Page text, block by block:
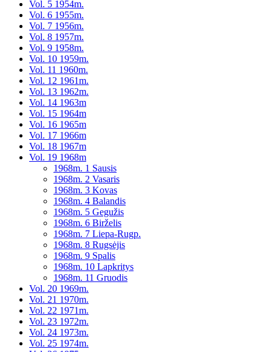
Vol. 5 1954m.
Vol. 6 1955m.
Vol. 7 1956m.
Vol. 8 1957m.
Vol. 9 1958m.
Vol. 10 1959m.
Vol. 11 1960m.
Vol. 12 1961m.
Vol. 13 1962m.
Vol. 14 1963m
Vol. 15 1964m
Vol. 16 1965m
Vol. 17 1966m
Vol. 18 1967m
Vol. 19 1968m
1968m. 1 Sausis
1968m. 2 Vasaris
1968m. 3 Kovas
1968m. 4 Balandis
1968m. 5 Gegužis
1968m. 6 Birželis
1968m. 7 Liepa-Rugp.
1968m. 8 Rugsėjis
1968m. 9 Spalis
1968m. 10 Lapkritys
1968m. 11 Gruodis
Vol. 20 1969m.
Vol. 21 1970m.
Vol. 22 1971m.
Vol. 23 1972m.
Vol. 24 1973m.
Vol. 25 1974m.